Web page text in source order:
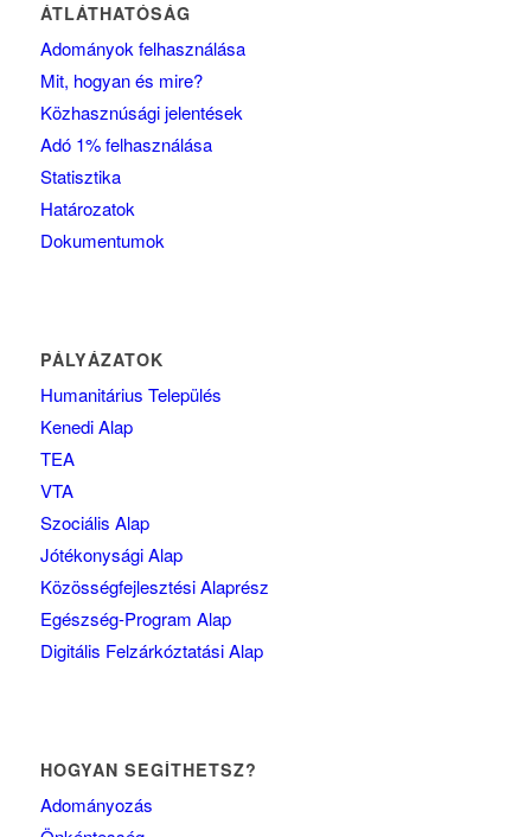
ÁTLÁTHATÓSÁG
Adományok felhasználása
Mit, hogyan és mire?
Közhasznúsági jelentések
Adó 1% felhasználása
Statisztika
Határozatok
Dokumentumok
PÁLYÁZATOK
Humanitárius Település
Kenedi Alap
TEA
VTA
Szociális Alap
Jótékonysági Alap
Közösségfejlesztési Alaprész
Egészség-Program Alap
Digitális Felzárkóztatási Alap
HOGYAN SEGÍTHETSZ?
Adományozás